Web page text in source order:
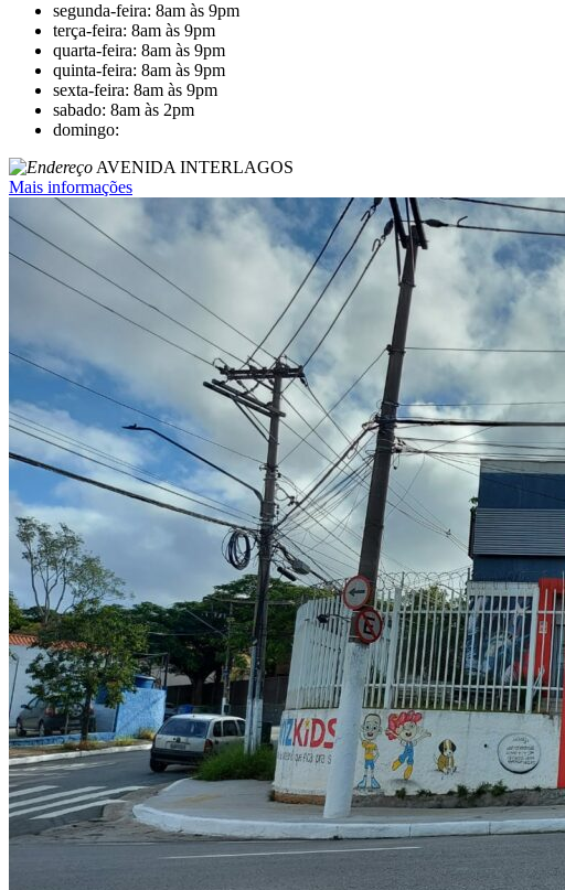
segunda-feira: 8am às 9pm
terça-feira: 8am às 9pm
quarta-feira: 8am às 9pm
quinta-feira: 8am às 9pm
sexta-feira: 8am às 9pm
sabado: 8am às 2pm
domingo:
AVENIDA INTERLAGOS
Mais informações